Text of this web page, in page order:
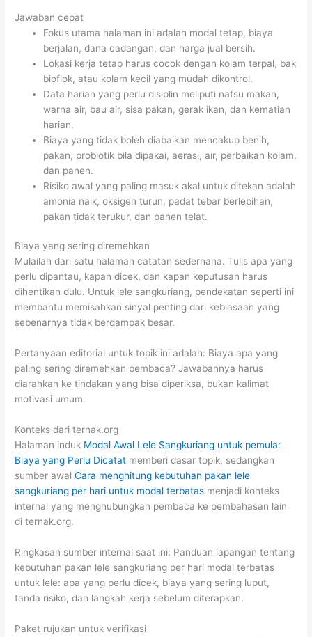
Jawaban cepat
Fokus utama halaman ini adalah modal tetap, biaya
berjalan, dana cadangan, dan harga jual bersih.
Lokasi kerja tetap harus cocok dengan kolam terpal, bak
bioflok, atau kolam kecil yang mudah dikontrol.
Data harian yang perlu disiplin meliputi nafsu makan,
warna air, bau air, sisa pakan, gerak ikan, dan kematian
harian.
Biaya yang tidak boleh diabaikan mencakup benih,
pakan, probiotik bila dipakai, aerasi, air, perbaikan kolam,
dan panen.
Risiko awal yang paling masuk akal untuk ditekan adalah
amonia naik, oksigen turun, padat tebar berlebihan,
pakan tidak terukur, dan panen telat.
Biaya yang sering diremehkan
Mulailah dari satu halaman catatan sederhana. Tulis apa yang
perlu dipantau, kapan dicek, dan kapan keputusan harus
dihentikan dulu. Untuk lele sangkuriang, pendekatan seperti ini
membantu memisahkan sinyal penting dari kebiasaan yang
sebenarnya tidak berdampak besar.
Pertanyaan editorial untuk topik ini adalah: Biaya apa yang
paling sering diremehkan pembaca? Jawabannya harus
diarahkan ke tindakan yang bisa diperiksa, bukan kalimat
motivasi umum.
Konteks dari ternak.org
Halaman induk Modal Awal Lele Sangkuriang untuk pemula:
Biaya yang Perlu Dicatat memberi dasar topik, sedangkan
sumber awalCara menghitung kebutuhan pakan lele
sangkuriang per hari untuk modal terbatas menjadi konteks
internal yang menghubungkan pembaca ke pembahasan lain
di ternak.org.
Ringkasan sumber internal saat ini: Panduan lapangan tentang
kebutuhan pakan lele sangkuriang per hari modal terbatas
untuk lele: apa yang perlu dicek, biaya yang sering luput,
tanda risiko, dan langkah kerja sebelum diterapkan.
Paket rujukan untuk verifikasi